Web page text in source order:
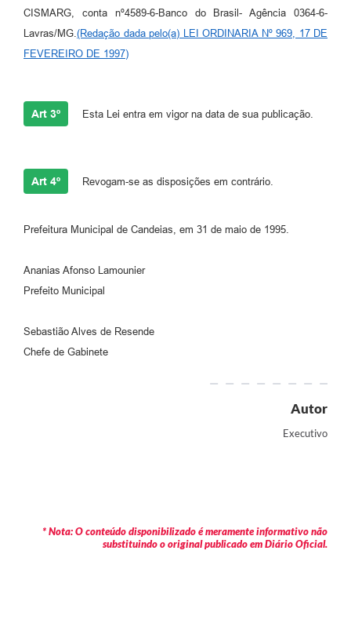
Editais
Sic
Lei Aldir Blanc
Prestação de Contas Secretaria de Educação
CISMARG, conta nº4589-6-Banco do Brasil- Agência 0364-6-
Lavras/MG.(Redação dada pelo(a) LEI ORDINARIA Nº 969, 17 DE
FEVEREIRO DE 1997)
Art 3º Esta Lei entra em vigor na data de sua publicação.
Art 4º Revogam-se as disposições em contrário.
Prefeitura Municipal de Candeias, em 31 de maio de 1995.
Ananias Afonso Lamounier
Prefeito Municipal
Sebastião Alves de Resende
Chefe de Gabinete
Autor
Executivo
* Nota: O conteúdo disponibilizado é meramente informativo não
substituindo o original publicado em Diário Oficial.